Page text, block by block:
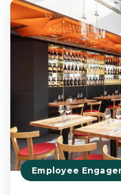
Employee